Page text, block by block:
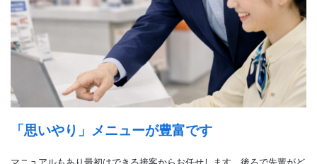
「思いやり」メニューが豊富です